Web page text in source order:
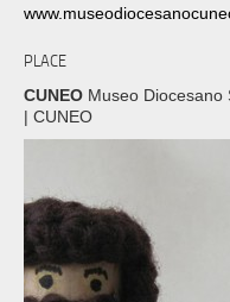
PLACE
CUNEO Museo Diocesano
| CUNEO